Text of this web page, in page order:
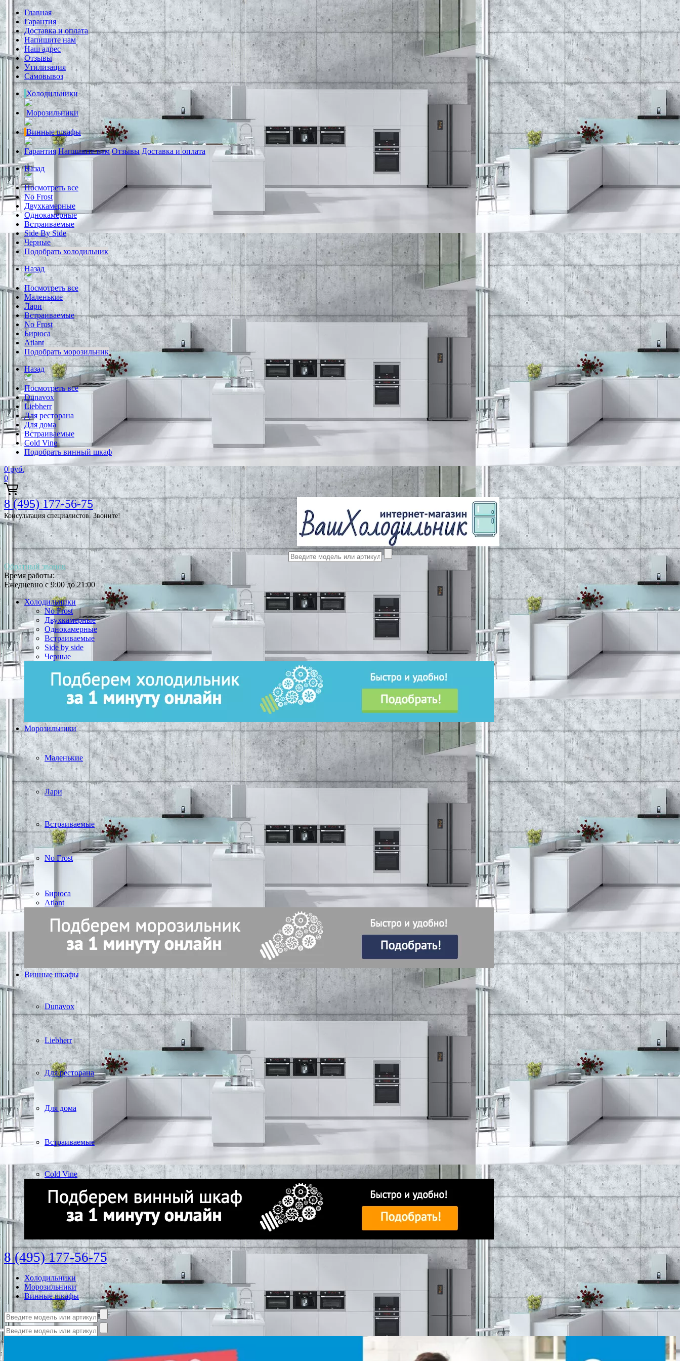
Главная
Гарантия
Доставка и оплата
Напишите нам
Наш адрес
Отзывы
Утилизация
Самовывоз
Холодильники
Морозильники
Винные шкафы
Гарантия Напишите нам Отзывы Доставка и оплата
Назад
Посмотреть все
No Frost
Двухкамерные
Однокамерные
Встраиваемые
Side By Side
Черные
Подобрать холодильник
Назад
Посмотреть все
Маленькие
Лари
Встраиваемые
No Frost
Бирюса
Atlant
Подобрать морозильник
Назад
Посмотреть все
Dunavox
Liebherr
Для ресторана
Для дома
Встраиваемые
Cold Vine
Подобрать винный шкаф
0 руб.
0
8 (495) 177-56-75
Консультация специалистов. Звоните!
Обратный звонок
Время работы:
Ежедневно с 9:00 до 21:00
Холодильники
No Frost
Двухкамерные
Однокамерные
Встраиваемые
Side by side
Черные
Морозильники
Маленькие
Лари
Встраиваемые
No Frost
Бирюса
Atlant
Винные шкафы
Dunavox
Liebherr
Для ресторана
Для дома
Встраиваемые
Cold Vine
8 (495) 177-56-75
Холодильники
Морозильники
Винные шкафы